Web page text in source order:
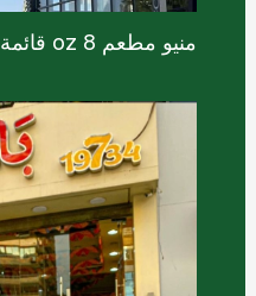
منيو مطعم 8 oz قائمة اسعار عربي 2024